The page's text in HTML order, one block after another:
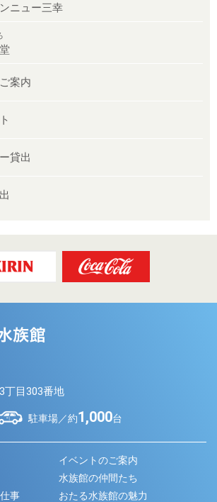
ニュー三幸
案内
貸出
丁目303番地
駐車場／約1,000台
イベントのご案内
水族館の仲間たち
事
おたる水族館の魅力